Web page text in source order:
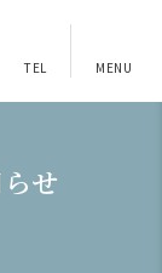
TEL MENU
せ